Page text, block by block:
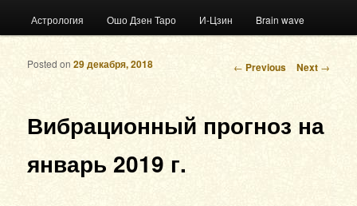
Астрология Ошо Дзен Таро И-Цзин Brain wave
Post navigation
← Previous Next →
Вибрационный прогноз на
январь 2019 г.
Posted on29 декабря, 2018